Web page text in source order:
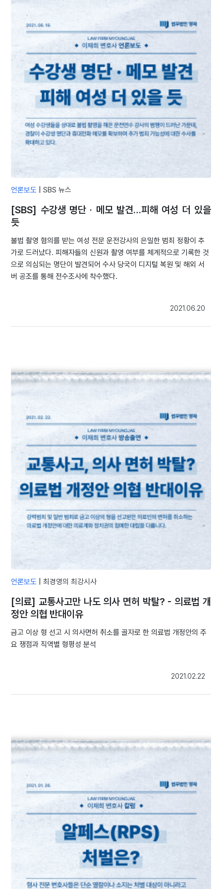
언론보도 |SBS 뉴스
[SBS] 수강생 명단 · 메모 발견…피해 여성 더 있을
듯
불법 촬영 혐의를 받는 여성 전문 운전강사의 은밀한 범죄 정황이 추
가로 드러났다. 피해자들의 신원과 촬영 여부를 체계적으로 기록한 것
으로 의심되는 명단이 발견되어 수사 당국이 디지털 복원 및 해외 서
버 공조를 통해 전수조사에 착수했다.
2021.06.20
언론보도 |최경영의 최강시사
[의료] 교통사고만 나도 의사 면허 박탈? - 의료법 개
정안 의협 반대이유
금고 이상 형 선고 시 의사면허 취소를 골자로 한 의료법 개정안의 주
요 쟁점과 직역별 형평성 분석
2021.02.22